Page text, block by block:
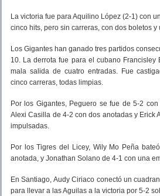
La victoria fue para Aquilino López (2-1) con
cinco hits, pero sin carreras, con dos boletos y
Los Gigantes han ganado tres partidos
10. La derrota fue para el cubano Francisley
mala salida de cuatro entradas. Fue
cinco carreras, todas limpias.
Por los Gigantes, Peguero se fue de 5-2
Alexi Casilla de 4-2 con dos anotadas y Erick
impulsadas.
Por los Tigres del Licey, Wily Mo Peña
anotada, y Jonathan Solano de 4-1 con una
En Santiago, Audy Ciriaco conectó un
para llevar a las Aguilas a la victoria por 5-2